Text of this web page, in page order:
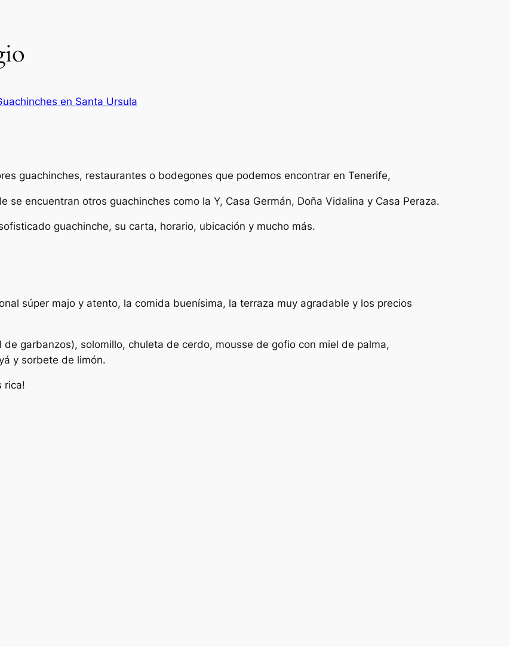
en Santa Ursula
guachinches, restaurantes o bodegones que podemos encontrar en Tenerife,
se encuentran otros guachinches como la Y, Casa Germán, Doña Vidalina y Casa Peraza.
guachinche, su carta, horario, ubicación y mucho más.
súper majo y atento, la comida buenísima, la terraza muy agradable y los precios
garbanzos), solomillo, chuleta de cerdo, mousse de gofio con miel de palma,
y sorbete de limón.
rica!